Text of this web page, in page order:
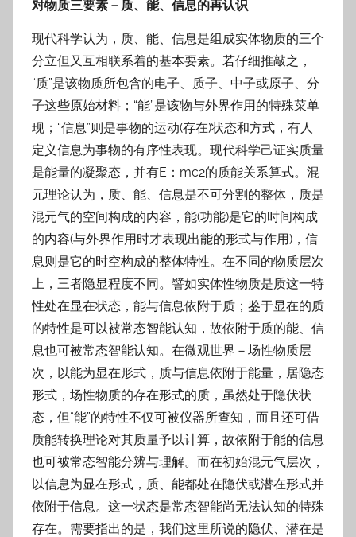
对物质三要素－质、能、信息的再认识
现代科学认为，质、能、信息是组成实体物质的三个
分立但又互相联系着的基本要素。若仔细推敲之，
“质”是该物质所包含的电子、质子、中子或原子、分
子这些原始材料；“能”是该物与外界作用的特殊菜单
现；“信息”则是事物的运动(存在)状态和方式，有人
定义信息为事物的有序性表现。现代科学己证实质量
是能量的凝聚态，并有E：mc2的质能关系算式。混
元理论认为，质、能、信息是不可分割的整体，质是
混元气的空间构成的内容，能(功能)是它的时间构成
的内容(与外界作用时才表现出能的形式与作用)，信
息则是它的时空构成的整体特性。在不同的物质层次
上，三者隐显程度不同。譬如实体性物质是质这一特
性处在显在状态，能与信息依附于质；鉴于显在的质
的特性是可以被常态智能认知，故依附于质的能、信
息也可被常态智能认知。在微观世界－场性物质层
次，以能为显在形式，质与信息依附于能量，居隐态
形式，场性物质的存在形式的质，虽然处于隐伏状
态，但“能”的特性不仅可被仪器所查知，而且还可借
质能转换理论对其质量予以计算，故依附于能的信息
也可被常态智能分辨与理解。而在初始混元气层次，
以信息为显在形式，质、能都处在隐伏或潜在形式并
依附于信息。这一状态是常态智能尚无法认知的特殊
存在。需要指出的是，我们这里所说的隐伏、潜在是